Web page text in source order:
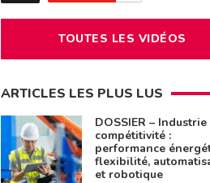
TOUTES LES VIDÉOS
ARTICLES LES PLUS LUS
DOSSIER – Industrie
compétitivité :
performance
flexibilité,
et robotique